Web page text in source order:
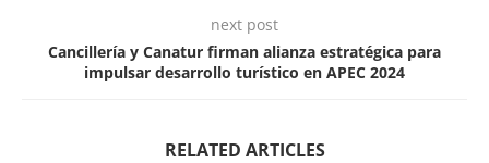
next post
Cancillería y Canatur firman alianza estratégica para
impulsar desarrollo turístico en APEC 2024
RELATED ARTICLES